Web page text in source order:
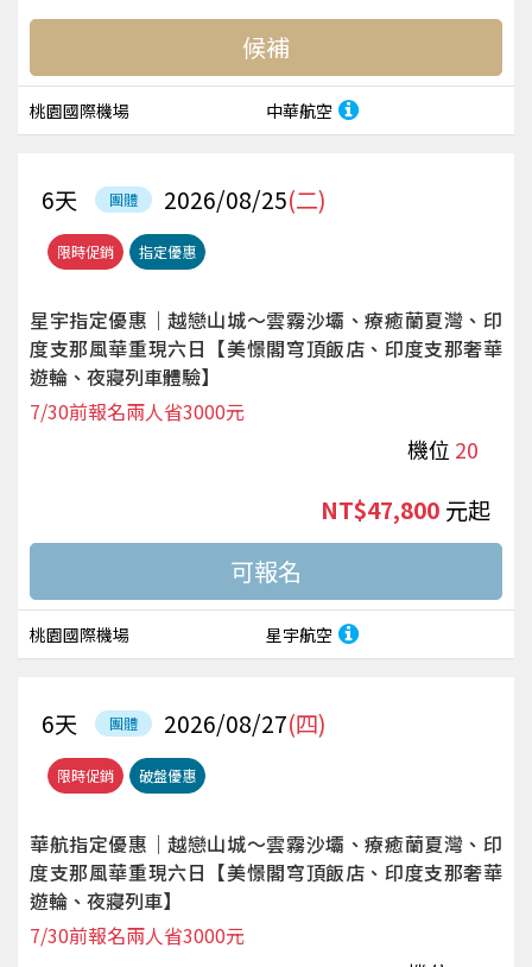
桃園國際機場 中華航空
候補
限時促銷 指定優惠
團體 2026/08/25(二)
6天
星宇指定優惠｜越戀山城～雲霧沙壩、療癒蘭夏灣、印
度支那風華重現六日【美憬閣穹頂飯店、印度支那奢華
遊輪、夜寢列車體驗】
機位 20
7/30前報名兩人省3000元
桃園國際機場 星宇航空
NT$47,800 起
限時促銷 破盤優惠
團體 2026/08/27(四)
6天
華航指定優惠｜越戀山城～雲霧沙壩、療癒蘭夏灣、印
度支那風華重現六日【美憬閣穹頂飯店、印度支那奢華
遊輪、夜寢列車】
7/30前報名兩人省3000元